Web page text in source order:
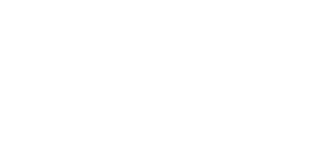
на